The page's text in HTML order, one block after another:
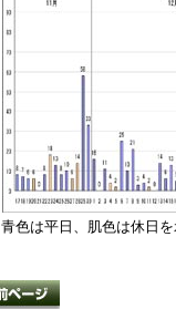
青色は平日、肌色は休日